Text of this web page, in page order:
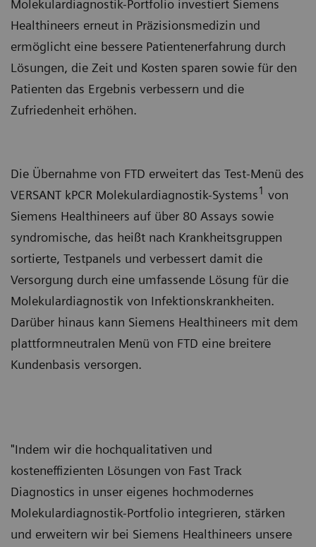
Molekulardiagnostik-Portfolio investiert Siemens
Healthineers erneut in Präzisionsmedizin und
ermöglicht eine bessere Patientenerfahrung durch
Lösungen, die Zeit und Kosten sparen sowie für den
Patienten das Ergebnis verbessern und die
Zufriedenheit erhöhen.
Die Übernahme von FTD erweitert das Test-Menü des
VERSANT kPCR Molekulardiagnostik-Systems1 von
Siemens Healthineers auf über 80 Assays sowie
syndromische, das heißt nach Krankheitsgruppen
sortierte, Testpanels und verbessert damit die
Versorgung durch eine umfassende Lösung für die
Molekulardiagnostik von Infektionskrankheiten.
Darüber hinaus kann Siemens Healthineers mit dem
plattformneutralen Menü von FTD eine breitere
Kundenbasis versorgen.
"Indem wir die hochqualitativen und
kosteneffizienten Lösungen von Fast Track
Diagnostics in unser eigenes hochmodernes
Molekulardiagnostik-Portfolio integrieren, stärken
und erweitern wir bei Siemens Healthineers unsere